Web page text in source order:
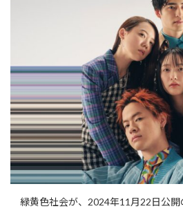
緑黄色社会が、2024年11月22日公開